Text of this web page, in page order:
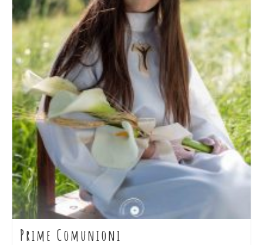
Prime Comunioni